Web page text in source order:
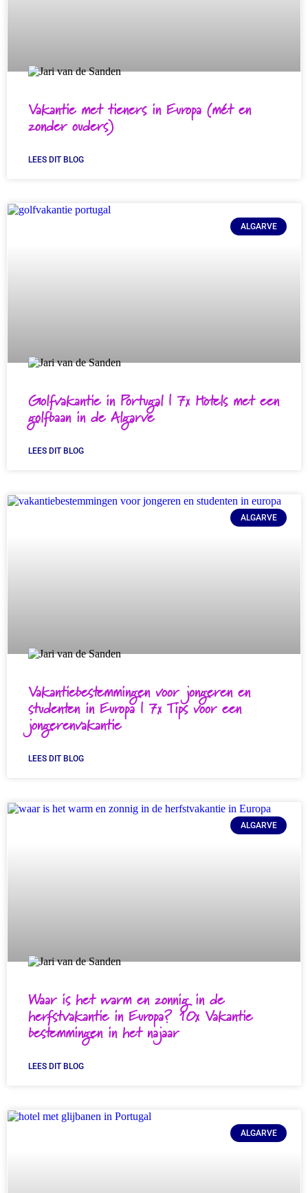
Vakantie met tieners in Europa (mét en
zonder ouders)
LEES DIT BLOG
ALGARVE
Golfvakantie in Portugal | 7x Hotels met een
golfbaan in de Algarve
LEES DIT BLOG
ALGARVE
Vakantiebestemmingen voor jongeren en
studenten in Europa | 7x Tips voor een
jongerenvakantie
LEES DIT BLOG
ALGARVE
Waar is het warm en zonnig in de
herfstvakantie in Europa? 10x Vakantie
bestemmingen in het najaar
LEES DIT BLOG
ALGARVE